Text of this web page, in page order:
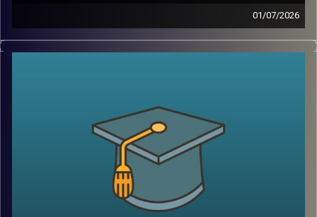
קרדיט תמונות:AudioVersity
01/07/2026
יש בעולם מדינה עם כ-6 מיליון תושבים, ממשלה, מטבע, צבא,
דרכונים ובחירות דמוקרטיות. היא יציבה יותר מחלק מהמדינות
היום אנחנו יוצאים להכיר את סומלילנד, מדינה שרוב האנשים
מעולם לא שמעו עליה, אבל ייתכן שבעשור הקרוב היא תהפוך
לשחקנית משמעותית בזירה הגיאופוליטית.
כדי להבין איך נראים החיים במדינה שלא קיימת רשמית, למה
המעצמות הגדולות מתחילות להתעניין בה, והאם גם לישראל יש
אינטרס שם, הצטרף אליי היום השגריר ד״ר חיים קורן, בית ספר